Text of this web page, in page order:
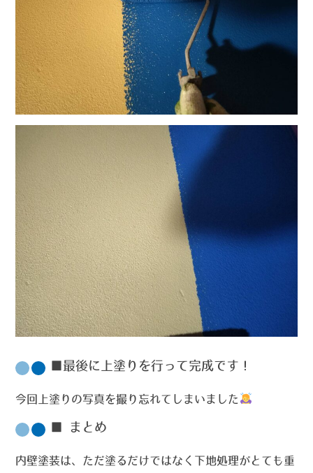
■最後に上塗りを行って完成です！
今回上塗りの写真を撮り忘れてしまいました
■ まとめ
内壁塗装は、ただ塗るだけではなく 下地処理がとても重